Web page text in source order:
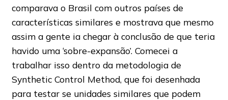
comparava o Brasil com outros países de
características similares e mostrava que mesmo
assim a gente ia chegar à conclusão de que teria
havido uma ‘sobre-expansão’. Comecei a
trabalhar isso dentro da metodologia de
Synthetic Control Method, que foi desenhada
para testar se unidades similares que podem